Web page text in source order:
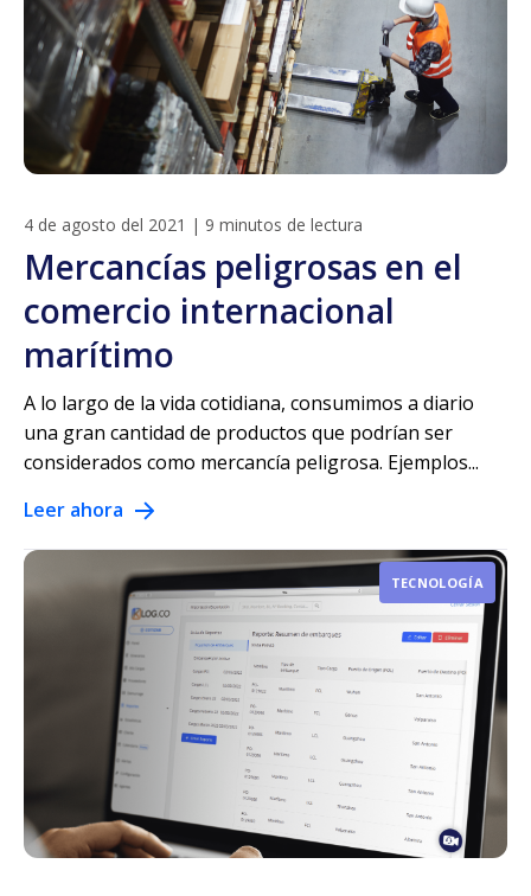
4 de agosto del 2021 | 9 minutos de lectura
Mercancías peligrosas en el
comercio internacional
marítimo
A lo largo de la vida cotidiana, consumimos a diario
una gran cantidad de productos que podrían ser
considerados como mercancía peligrosa. Ejemplos...
Leer ahora
TECNOLOGÍA